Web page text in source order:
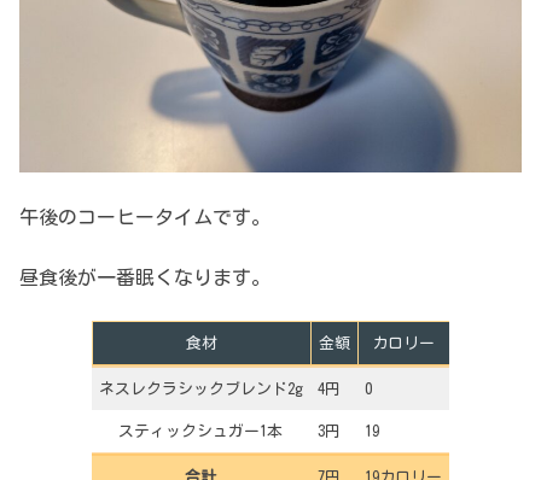
午後のコーヒータイムです。
昼食後が一番眠くなります。
食材 金額 カロリー
ネスレクラシックブレンド2g 4円 0
スティックシュガー1本 3円 19